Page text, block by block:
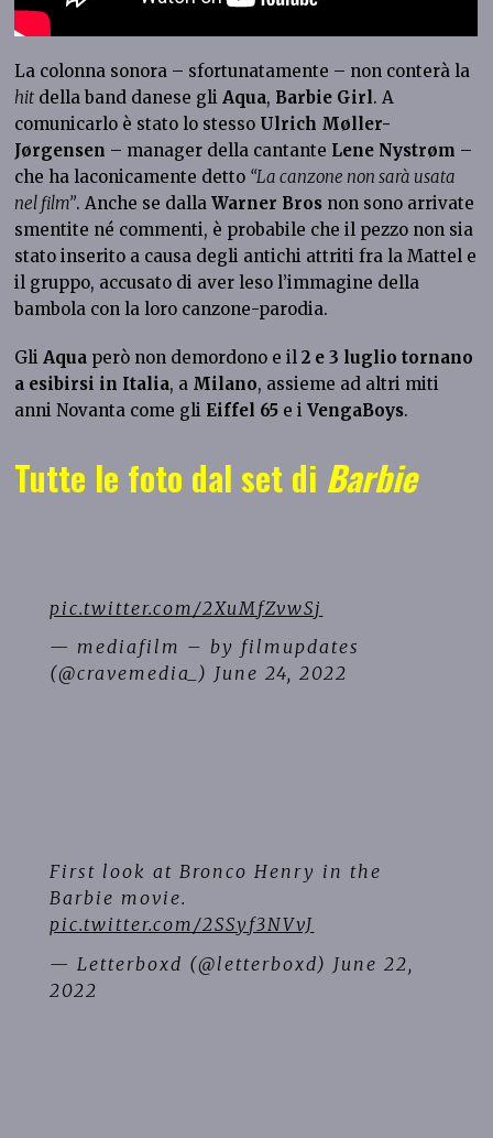
La colonna sonora – sfortunatamente – non conterà la
hit della band danese gliAqua, Barbie Girl. A
comunicarlo è stato lo stesso Ulrich Møller-
Jørgensen – manager della cantante Lene Nystrøm –
che ha laconicamente detto “La canzone non sarà usata
nel film”. Anche se dallaWarner Bros non sono arrivate
smentite né commenti, è probabile che il pezzo non sia
stato inserito a causa degli antichi attriti fra la Mattel e
il gruppo, accusato di aver leso l’immagine della
bambola con la loro canzone-parodia.
GliAqua però non demordono e il2 e 3 luglio tornano
a esibirsi in Italia, a Milano, assieme ad altri miti
anni Novanta come gli Eiffel 65 e i VengaBoys.
Tutte le foto dal set di Barbie
pic.twitter.com/2XuMfZvwSj
— mediafilm – by filmupdates
(@cravemedia_) June 24, 2022
First look at Bronco Henry in the
Barbie movie.
pic.twitter.com/2SSyf3NVvJ
— Letterboxd (@letterboxd) June 22,
2022